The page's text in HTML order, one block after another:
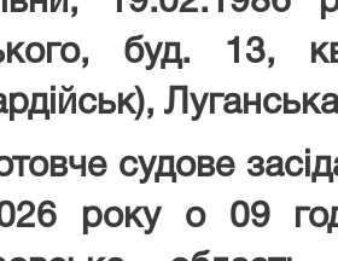
буд. 13,
судове
року о 09